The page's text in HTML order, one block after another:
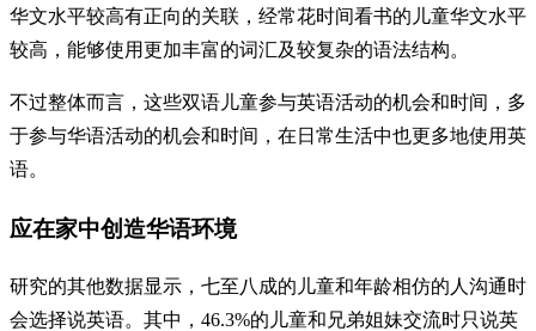
华文水平较高有正向的关联，经常花时间看书的儿童华文水平
较高，能够使用更加丰富的词汇及较复杂的语法结构。
不过整体而言，这些双语儿童参与英语活动的机会和时间，多
于参与华语活动的机会和时间，在日常生活中也更多地使用英
语。
应在家中创造华语环境
研究的其他数据显示，七至八成的儿童和年龄相仿的人沟通时
会选择说英语。其中，46.3%的儿童和兄弟姐妹交流时只说英